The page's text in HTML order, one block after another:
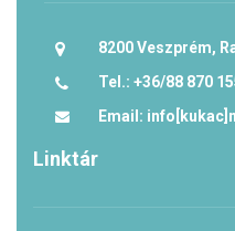
8200 Veszprém,
Tel.: +36/88 870
Email:
Linktár